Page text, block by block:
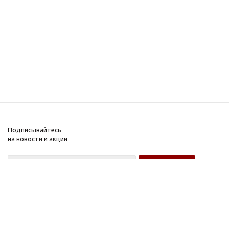
Подписывайтесь
на новости и акции